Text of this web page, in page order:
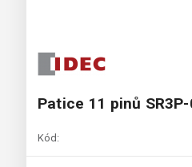
Patice 11 pinů SR3P-
Kód: